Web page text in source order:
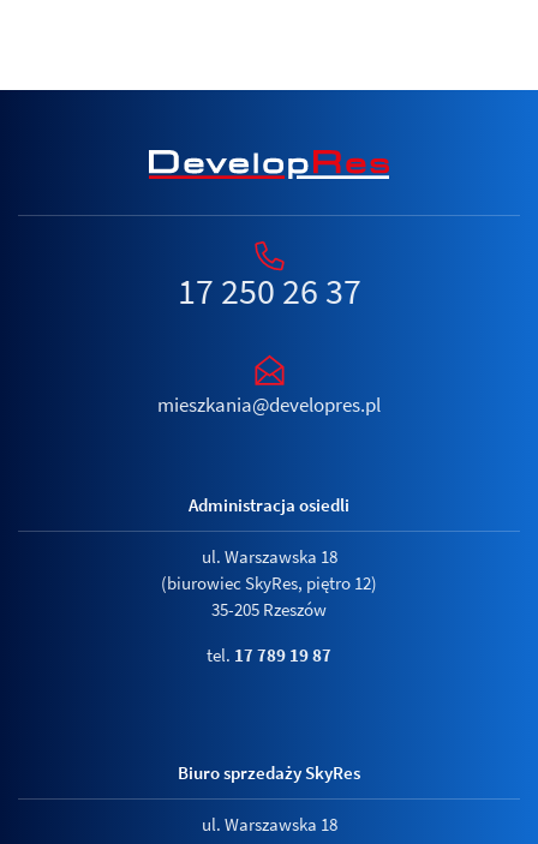
17 250 26 37
mieszkania@developres.pl
Administracja osiedli
ul. Warszawska 18
(biurowiec SkyRes, piętro 12)
35-205 Rzeszów
tel. 17 789 19 87
Biuro sprzedaży SkyRes
ul. Warszawska 18